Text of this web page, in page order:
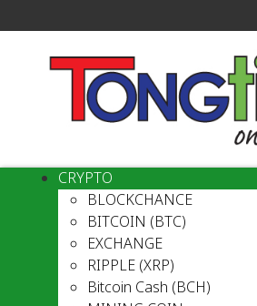
CRYPTO
BLOCKCHANCE
BITCOIN (BTC)
EXCHANGE
RIPPLE (XRP)
Bitcoin Cash (BCH)